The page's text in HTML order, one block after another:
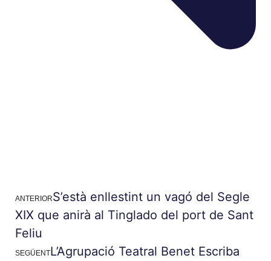
ANTERIORS’està enllestint un vagó del Segle
XIX que anirà al Tinglado del port de Sant
Feliu
SEGÜENTL’Agrupació Teatral Benet Escriba